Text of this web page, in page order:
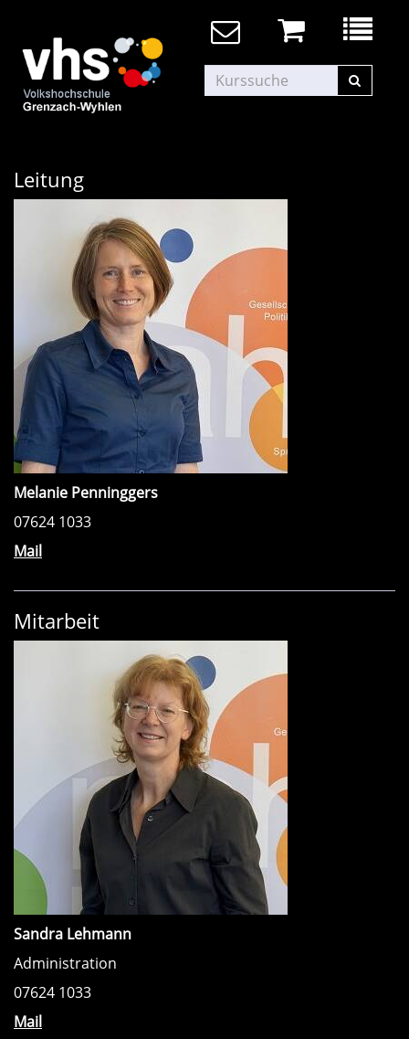
Leitung
Melanie Penninggers
07624 1033
Mail
Mitarbeit
Sandra Lehmann
Administration
07624 1033
Mail